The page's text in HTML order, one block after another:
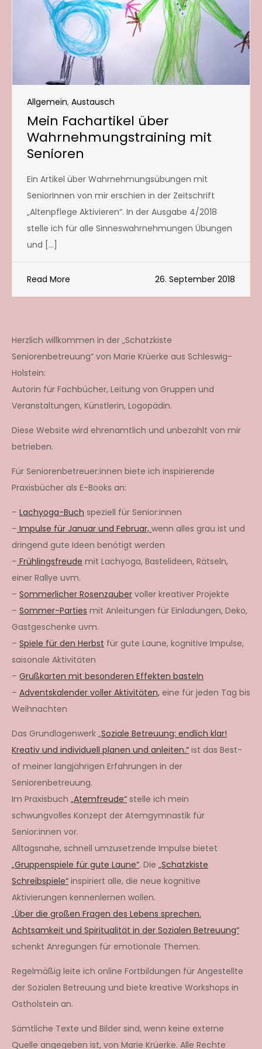
Allgemein, Austausch
Mein Fachartikel über
Wahrnehmungstraining mit
Senioren
Ein Artikel über Wahrnehmungsübungen mit
SeniorInnen von mir erschien in der Zeitschrift
„Altenpflege Aktivieren“. In der Ausgabe 4/2018
stelle ich für alle Sinneswahrnehmungen Übungen
und […]
Read More 26. September 2018
Herzlich willkommen in der „Schatzkiste
Seniorenbetreuung“ von Marie Krüerke aus Schleswig-
Holstein:
Autorin für Fachbücher, Leitung von Gruppen und
Veranstaltungen, Künstlerin, Logopädin.
Diese Website wird ehrenamtlich und unbezahlt von mir
betrieben.
Für Seniorenbetreuer:innen biete ich inspirierende
Praxisbücher als E-Books an:
– Lachyoga-Buch speziell für Senior:innen
– Impulse für Januar und Februar, wenn alles grau ist und
dringend gute Ideen benötigt werden
– Frühlingsfreude mit Lachyoga, Bastelideen, Rätseln,
einer Rallye uvm.
– Sommerlicher Rosenzauber voller kreativer Projekte
– Sommer-Parties mit Anleitungen für Einladungen, Deko,
Gastgeschenke uvm.
– Spiele für den Herbst für gute Laune, kognitive Impulse,
saisonale Aktivitäten
– Grußkarten mit besonderen Effekten basteln
– Adventskalender voller Aktivitäten, eine für jeden Tag bis
Weihnachten
Das Grundlagenwerk „Soziale Betreuung: endlich klar!
Kreativ und individuell planen und anleiten.“ ist das Best-
of meiner langjährigen Erfahrungen in der
Seniorenbetreuung.
Im Praxisbuch „Atemfreude“ stelle ich mein
schwungvolles Konzept der Atemgymnastik für
Senior:innen vor.
Alltagsnahe, schnell umzusetzende Impulse bietet
„Gruppenspiele für gute Laune“. Die „Schatzkiste
Schreibspiele“ inspiriert alle, die neue kognitive
Aktivierungen kennenlernen wollen.
„Über die großen Fragen des Lebens sprechen.
Achtsamkeit und Spiritualität in der Sozialen Betreuung“
schenkt Anregungen für emotionale Themen.
Regelmäßig leite ich online Fortbildungen für Angestellte
der Sozialen Betreuung und biete kreative Workshops in
Ostholstein an.
Sämtliche Texte und Bilder sind, wenn keine externe
Quelle angegeben ist, von Marie Krüerke. Alle Rechte